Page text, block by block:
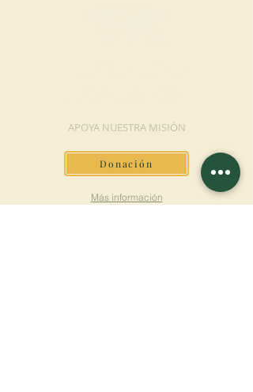
APOYA NUESTRA MISIÓN
Donación
Más información